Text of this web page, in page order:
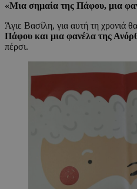
«Μια σημαία της Πάφου, μια
Άγιε Βασίλη, για αυτή τη χρονιά
Πάφου και μια φανέλα της
πέρσι.